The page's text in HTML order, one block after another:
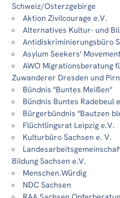
Schweiz/Osterzgebirge
Aktion Zivilcourage e.V.
Alternatives Kultur- und
Antidiskriminierungsbüro
Asylum Seekers'
AWO Migrationsberatung
Zuwanderer Dresden und
Bündnis "Buntes Meißen"
Bündnis Buntes Radebeul
Bürgerbündnis "Bautzen
Flüchtlingsrat Leipzig e.V.
Kulturbüro Sachsen e. V.
Bildung Sachsen e.V.
Menschen.Würdig
NDC Sachsen